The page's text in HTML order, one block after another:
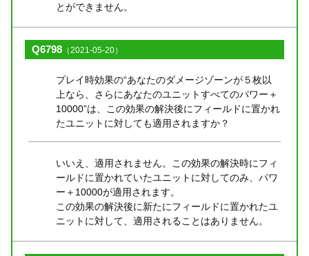
とができません。
Q6798 （2021-05-20）
プレイ時効果の“あなたのダメージゾーンが５枚以
上なら、さらにあなたのユニットすべてのパワー＋
10000”は、この効果の解決後にフィールドに置かれ
たユニットに対しても適用されますか？
いいえ、適用されません。この効果の解決時にフィ
ールドに置かれていたユニットに対してのみ、パワ
ー＋10000が適用されます。
この効果の解決後に新たにフィールドに置かれたユ
ニットに対して、適用されることはありません。